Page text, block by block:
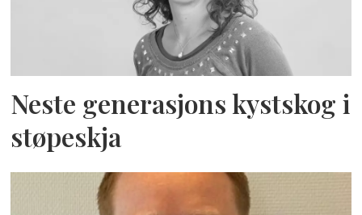
Neste generasjons kystskog i
støpeskja